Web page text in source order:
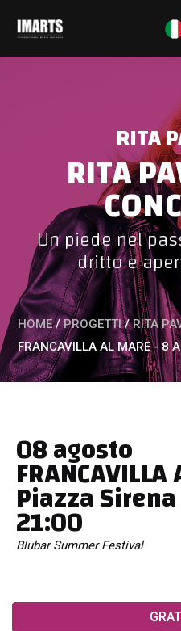
RITA
RITA
Un piede nel
dritto e
HOME / PROGETTI / RITA
FRANCAVILLA AL MARE - 8
08 agosto
Piazza Sirena
21:00
Blubar Summer Festival